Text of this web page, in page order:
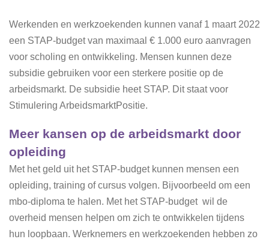
Werkenden en werkzoekenden kunnen vanaf 1 maart 2022
een STAP-budget van maximaal € 1.000 euro aanvragen
voor scholing en ontwikkeling. Mensen kunnen deze
subsidie gebruiken voor een sterkere positie op de
arbeidsmarkt. De subsidie heet STAP. Dit staat voor
Stimulering ArbeidsmarktPositie.
Meer kansen op de arbeidsmarkt door
opleiding
Met het geld uit het STAP-budget kunnen mensen een
opleiding, training of cursus volgen. Bijvoorbeeld om een
mbo-diploma te halen. Met het STAP-budget wil de
overheid mensen helpen om zich te ontwikkelen tijdens
hun loopbaan. Werknemers en werkzoekenden hebben zo